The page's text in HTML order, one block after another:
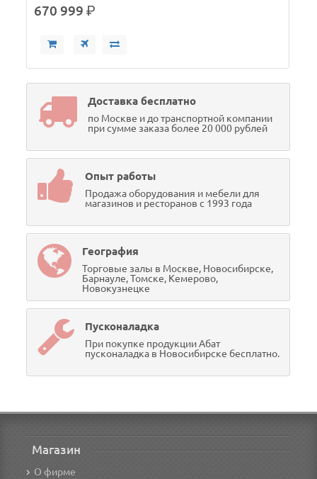
670 999р.
Доставка бесплатно
по Москве и до транспортной компании
при сумме заказа более 20 000 рублей
Опыт работы
Продажа оборудования и мебели для
магазинов и ресторанов с 1993 года
География
Торговые залы в Москве, Новосибирске,
Барнауле, Томске, Кемерово,
Новокузнецке
Пусконаладка
При покупке продукции Абат
пусконаладка в Новосибирске бесплатно.
Магазин
О фирме